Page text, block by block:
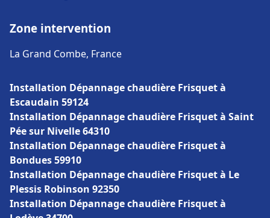
Zone intervention
La Grand Combe, France
Installation Dépannage chaudière Frisquet à
Escaudain 59124
Installation Dépannage chaudière Frisquet à Saint
Pée sur Nivelle 64310
Installation Dépannage chaudière Frisquet à
Bondues 59910
Installation Dépannage chaudière Frisquet à Le
Plessis Robinson 92350
Installation Dépannage chaudière Frisquet à